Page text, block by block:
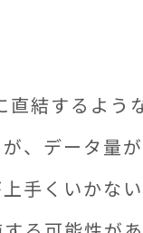
直結するよう
、データ量
手くいかな